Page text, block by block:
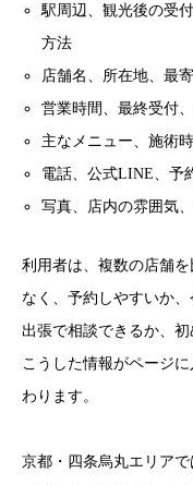
駅周辺、観光後の受
方法
店舗名、所在地、最
営業時間、最終受付
主なメニュー、施術
電話、公式LINE、予
写真、店内の雰囲気
利用者は、複数の店舗
なく、予約しやすいか
出張で相談できるか、初
こうした情報がページ
わります。
京都・四条烏丸エリア